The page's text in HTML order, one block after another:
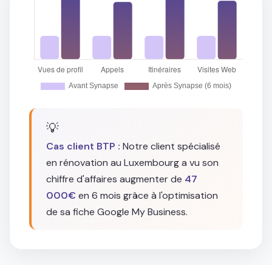
💡
Cas client BTP : Notre client spécialisé
en rénovation au Luxembourg a vu son
chiffre d'affaires augmenter de 47
000€ en 6 mois grâce à l'optimisation
de sa fiche Google My Business.